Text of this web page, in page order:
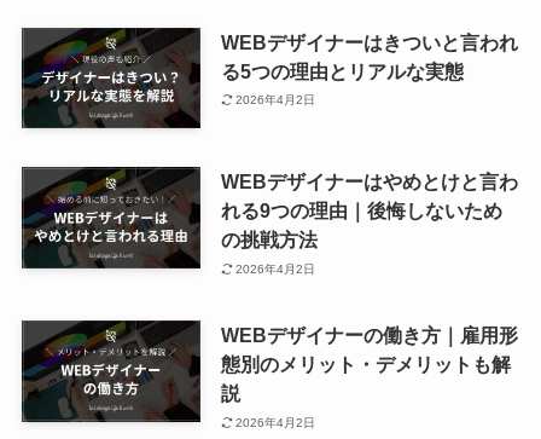
WEBデザイナーはきついと言われ
る5つの理由とリアルな実態
2026年4月2日
WEBデザイナーはやめとけと言わ
れる9つの理由｜後悔しないため
の挑戦方法
2026年4月2日
WEBデザイナーの働き方｜雇用形
態別のメリット・デメリットも解
説
2026年4月2日